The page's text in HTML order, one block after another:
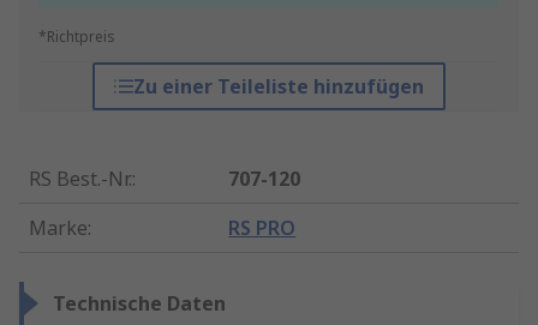
*Richtpreis
Zu einer Teileliste hinzufügen
RS Best.-Nr.:
707-120
Marke: RS PRO
Technische Daten